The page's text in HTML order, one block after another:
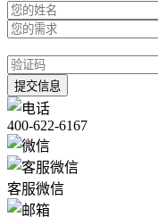
提交信息
400-622-6167
客服微信